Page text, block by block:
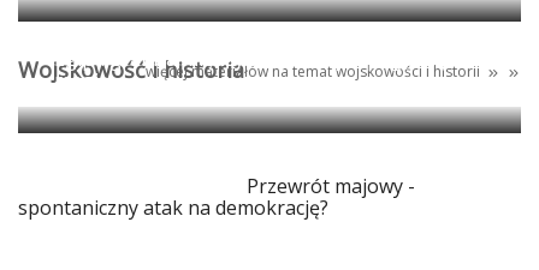
Wojskowość i historia
więcej materiałów na tematwojskowości i historii
Egipt: granica między antyczną propagandą i
magią
Przewrót majowy -
spontaniczny atak na demokrację?